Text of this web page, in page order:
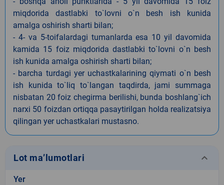
miqdorida dastlabki to`lovni o`n besh ish kunida
amalga oshirish sharti bilan;
- 4- va 5-toifalardagi tumanlarda esa 10 yil davomida
kamida 15 foiz miqdorida dastlabki to`lovni o`n besh
ish kunida amalga oshirish sharti bilan;
- barcha turdagi yer uchastkalarining qiymati o`n besh
ish kunida to`liq to`langan taqdirda, jami summaga
nisbatan 20 foiz chegirma berilishi, bunda boshlang`ich
narxi 50 foizdan ortiqqa pasaytirilgan holda realizatsiya
qilingan yer uchastkalari mustasno.
Lot ma’lumotlari keyboard_arrow_down
Yer